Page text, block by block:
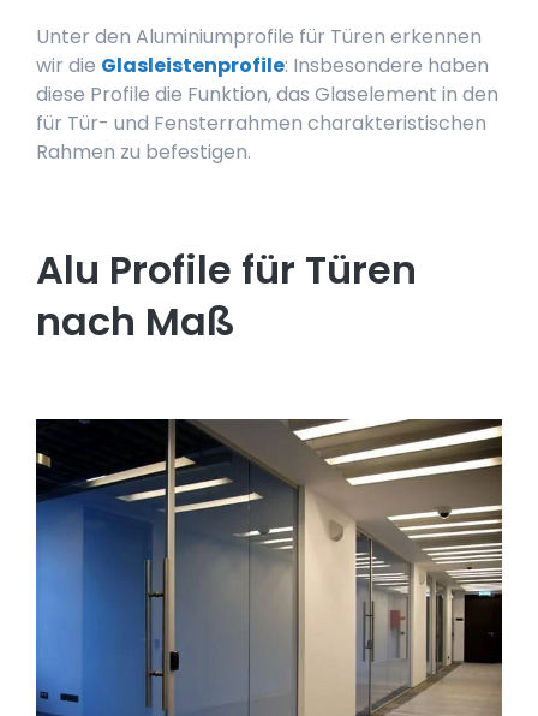
Unter den Aluminiumprofile für Türen erkennen
wir die Glasleistenprofile: Insbesondere haben
diese Profile die Funktion, das Glaselement in den
für Tür- und Fensterrahmen charakteristischen
Rahmen zu befestigen.
Alu Profile für Türen
nach Maß